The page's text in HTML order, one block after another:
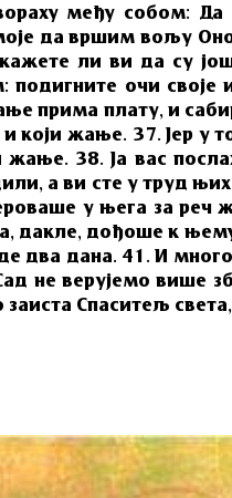
међу собом:
да вршим вољу
ли ви да су
подигните очи своје
прима плату, и
и који жање. 37. Јер у
жање. 38. Ја вас
а ви сте у труд
у њега за реч
дакле, дођоше к
два дана. 41. И
не верујемо више
Спаситељ